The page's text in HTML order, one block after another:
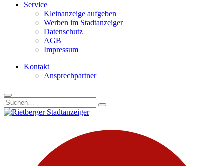
Service
Kleinanzeige aufgeben
Werben im Stadtanzeiger
Datenschutz
AGB
Impressum
Kontakt
Ansprechpartner
Suchen
nach: